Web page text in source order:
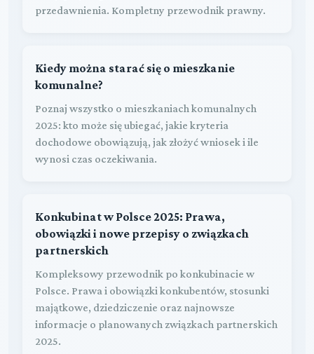
przedawnienia. Kompletny przewodnik prawny.
Kiedy można starać się o mieszkanie
komunalne?
Poznaj wszystko o mieszkaniach komunalnych
2025: kto może się ubiegać, jakie kryteria
dochodowe obowiązują, jak złożyć wniosek i ile
wynosi czas oczekiwania.
Konkubinat w Polsce 2025: Prawa,
obowiązki i nowe przepisy o związkach
partnerskich
Kompleksowy przewodnik po konkubinacie w
Polsce. Prawa i obowiązki konkubentów, stosunki
majątkowe, dziedziczenie oraz najnowsze
informacje o planowanych związkach partnerskich
2025.